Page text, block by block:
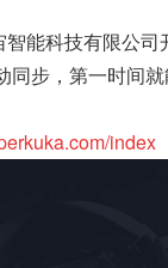
能科技有限公
步，第一时间
index